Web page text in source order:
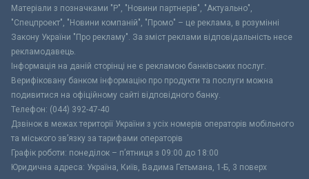
Матеріали з позначками "Р", "Новини партнерів", "Актуально",
"Спецпроект", "Новини компаній", "Промо" – це реклама, в розумінні
Закону України "Про рекламу". За зміст реклами відповідальність несе
рекламодавець.
Інформація на даній сторінці не є рекламою банківських послуг.
Верифіковану банком інформацію про продукти та послуги можна
подивитися на офіційному сайті відповідного банку.
Телефон: (044) 392-47-40
Дзвінок в межах території України з усіх номерів операторів мобільного
та міського зв’язку за тарифами операторів
Графік роботи: понеділок – п’ятниця з 09:00 до 18:00
Юридична адреса: Україна, Київ, Вадима Гетьмана, 1-Б, 3 поверх